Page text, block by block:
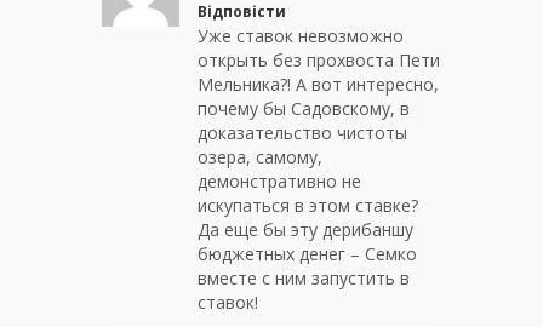
Відповісти
Уже ставок невозможно
открыть без прохвоста Пети
Мельника?! А вот интересно,
почему бы Садовскому, в
доказательство чистоты
озера, самому,
демонстративно не
искупаться в этом ставке?
Да еще бы эту дерибаншу
бюджетных денег – Семко
вместе с ним запустить в
ставок!